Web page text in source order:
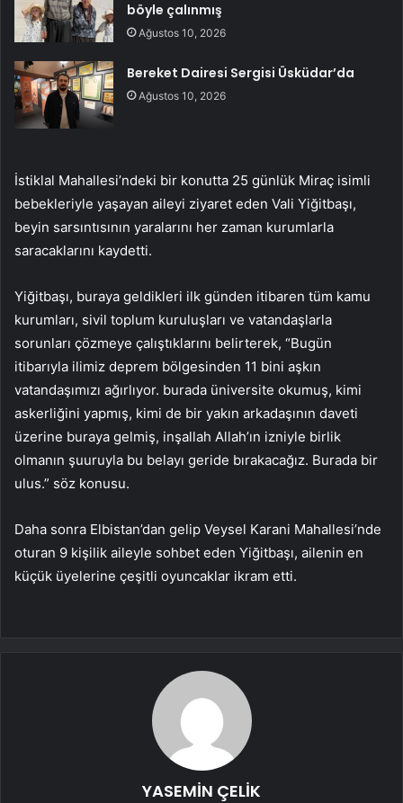
böyle çalınmış
Ağustos 10, 2026
Bereket Dairesi Sergisi Üsküdar’da
Ağustos 10, 2026
İstiklal Mahallesi’ndeki bir konutta 25 günlük Miraç isimli
bebekleriyle yaşayan aileyi ziyaret eden Vali Yiğitbaşı,
beyin sarsıntısının yaralarını her zaman kurumlarla
saracaklarını kaydetti.
Yiğitbaşı, buraya geldikleri ilk günden itibaren tüm kamu
kurumları, sivil toplum kuruluşları ve vatandaşlarla
sorunları çözmeye çalıştıklarını belirterek, “Bugün
itibarıyla ilimiz deprem bölgesinden 11 bini aşkın
vatandaşımızı ağırlıyor. burada üniversite okumuş, kimi
askerliğini yapmış, kimi de bir yakın arkadaşının daveti
üzerine buraya gelmiş, inşallah Allah’ın izniyle birlik
olmanın şuuruyla bu belayı geride bırakacağız. Burada bir
ulus.” söz konusu.
Daha sonra Elbistan’dan gelip Veysel Karani Mahallesi’nde
oturan 9 kişilik aileyle sohbet eden Yiğitbaşı, ailenin en
küçük üyelerine çeşitli oyuncaklar ikram etti.
YASEMİN ÇELİK